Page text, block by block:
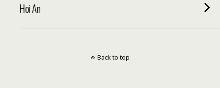
Hoi An
Back to top